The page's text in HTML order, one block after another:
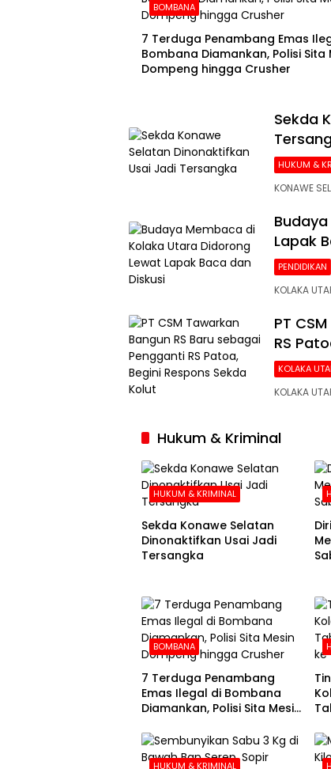
BOMBANA
7 Terduga Penambang Emas
Bombana Diamankan, Polisi Sita
Dompeng hingga Crusher
Sekda
HUKUM &
KONAWE
Lapak
PENDIDIKAN
KOLAKA
PT
RS
KOLAKA
KOLAKA
Hukum & Kriminal
HUKUM & KRIMINAL
Sekda Konawe Selatan
Dinonaktifkan Usai Jadi
Tersangka
BOMBANA
7 Terduga Penambang
Emas Ilegal di Bombana
Diamankan, Polisi Sita Mesin
HUKUM & KRIMINAL